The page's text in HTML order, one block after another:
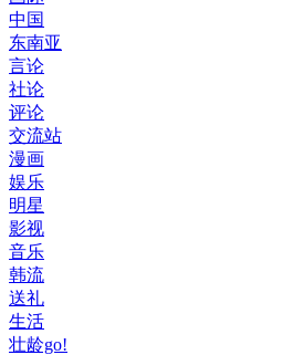
中国
东南亚
言论
社论
评论
交流站
漫画
娱乐
明星
影视
音乐
韩流
送礼
生活
壮龄go!